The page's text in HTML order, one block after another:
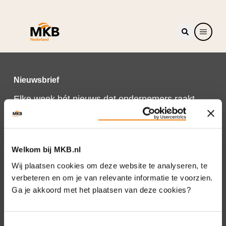
Welkom bij MKB.nl
Wij plaatsen cookies om deze website te analyseren, te
verbeteren en om je van relevante informatie te voorzien.
Ga je akkoord met het plaatsen van deze cookies?
Nieuwsbrief
Elke week hét nieuws dat ondernemers raakt.
Schrijf je nu in voor de MKB-Nederland
nieuwsbrief.
Schrijf je in
Direct naar
Over ons